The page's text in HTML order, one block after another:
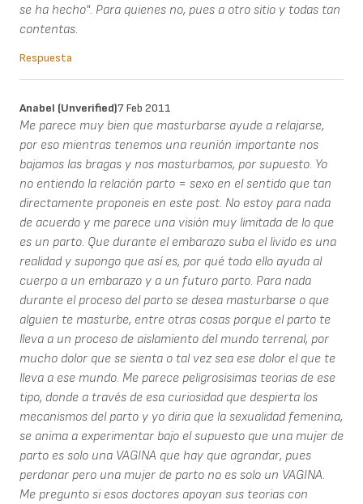
se ha hecho". Para quienes no, pues a otro sitio y todas tan
contentas.
Respuesta
Anabel (unverified)7 Feb 2011
Me parece muy bien que masturbarse ayude a relajarse,
por eso mientras tenemos una reunión importante nos
bajamos las bragas y nos masturbamos, por supuesto. Yo
no entiendo la relación parto = sexo en el sentido que tan
directamente proponeis en este post. No estoy para nada
de acuerdo y me parece una visión muy limitada de lo que
es un parto. Que durante el embarazo suba el livido es una
realidad y supongo que así es, por qué todo ello ayuda al
cuerpo a un embarazo y a un futuro parto. Para nada
durante el proceso del parto se desea masturbarse o que
alguien te masturbe, entre otras cosas porque el parto te
lleva a un proceso de aislamiento del mundo terrenal, por
mucho dolor que se sienta o tal vez sea ese dolor el que te
lleva a ese mundo. Me parece peligrosisimas teorias de ese
tipo, donde a través de esa curiosidad que despierta los
mecanismos del parto y yo diria que la sexualidad femenina,
se anima a experimentar bajo el supuesto que una mujer de
parto es solo una VAGINA que hay que agrandar, pues
perdonar pero una mujer de parto no es solo un VAGINA.
Me pregunto si esos doctores apoyan sus teorias con